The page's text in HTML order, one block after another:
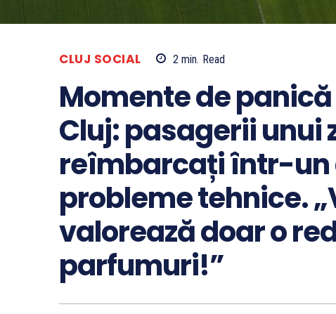
CLUJ SOCIAL 2 min. Read
Momente de
Cluj: pasagerii unui
reîmbarcați într-un
probleme tehnice.
valorează doar o
parfumuri!”